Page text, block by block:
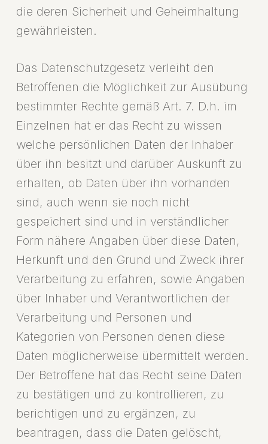
die deren Sicherheit und Geheimhaltung
gewährleisten.
Das Datenschutzgesetz verleiht den
Betroffenen die Möglichkeit zur Ausübung
bestimmter Rechte gemäß Art. 7. D.h. im
Einzelnen hat er das Recht zu wissen
welche persönlichen Daten der Inhaber
über ihn besitzt und darüber Auskunft zu
erhalten, ob Daten über ihn vorhanden
sind, auch wenn sie noch nicht
gespeichert sind und in verständlicher
Form nähere Angaben über diese Daten,
Herkunft und den Grund und Zweck ihrer
Verarbeitung zu erfahren, sowie Angaben
über Inhaber und Verantwortlichen der
Verarbeitung und Personen und
Kategorien von Personen denen diese
Daten möglicherweise übermittelt werden.
Der Betroffene hat das Recht seine Daten
zu bestätigen und zu kontrollieren, zu
berichtigen und zu ergänzen, zu
beantragen, dass die Daten gelöscht,